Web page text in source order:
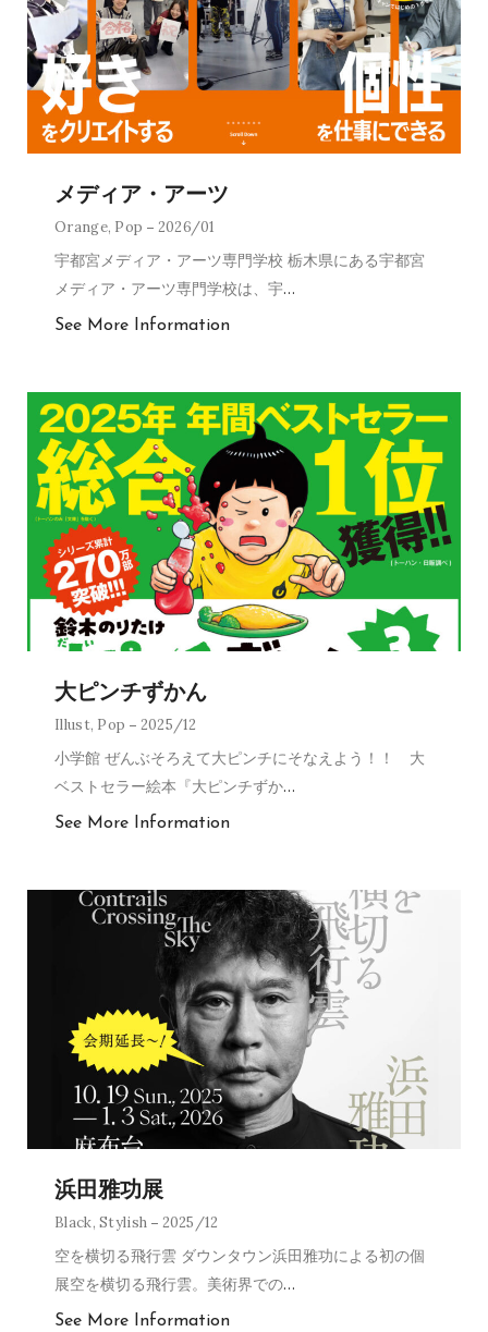
メディア・アーツ
Orange, Pop 2026/01
宇都宮メディア・アーツ専門学校 栃木県にある宇都宮
メディア・アーツ専門学校は、宇…
See More Information
大ピンチずかん
Illust, Pop 2025/12
小学館 ぜんぶそろえて大ピンチにそなえよう！！ 大
ベストセラー絵本『大ピンチずか…
See More Information
浜田雅功展
Black,Stylish 2025/12
空を横切る飛行雲 ダウンタウン浜田雅功による初の個
展空を横切る飛行雲。美術界での…
See More Information